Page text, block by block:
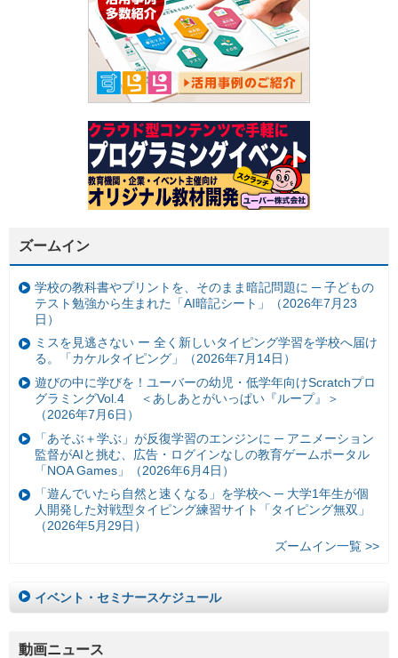
ズームイン
学校の教科書やプリントを、そのまま暗記問題に ─ 子どもの
テスト勉強から生まれた「AI暗記シート」（2026年7月23
日）
ミスを見逃さない ー 全く新しいタイピング学習を学校へ届け
る。「カケルタイピング」（2026年7月14日）
遊びの中に学びを！ユーバーの幼児・低学年向けScratchプロ
グラミングVol.4 ＜あしあとがいっぱい『ループ』＞
（2026年7月6日）
「あそぶ＋学ぶ」が反復学習のエンジンに ─ アニメーション
監督がAIと挑む、広告・ログインなしの教育ゲームポータル
「NOA Games」（2026年6月4日）
「遊んでいたら自然と速くなる」を学校へ ─ 大学1年生が個
人開発した対戦型タイピング練習サイト「タイピング無双」
（2026年5月29日）
ズームイン一覧 >>
イベント・セミナースケジュール
動画ニュース